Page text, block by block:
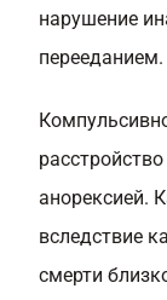
нарушение
перееданием.
анорексией.
вследствие
смерти